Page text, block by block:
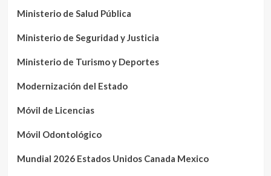
Ministerio de Salud Pública
Ministerio de Seguridad y Justicia
Ministerio de Turismo y Deportes
Modernización del Estado
Móvil de Licencias
Móvil Odontológico
Mundial 2026 Estados Unidos Canada Mexico